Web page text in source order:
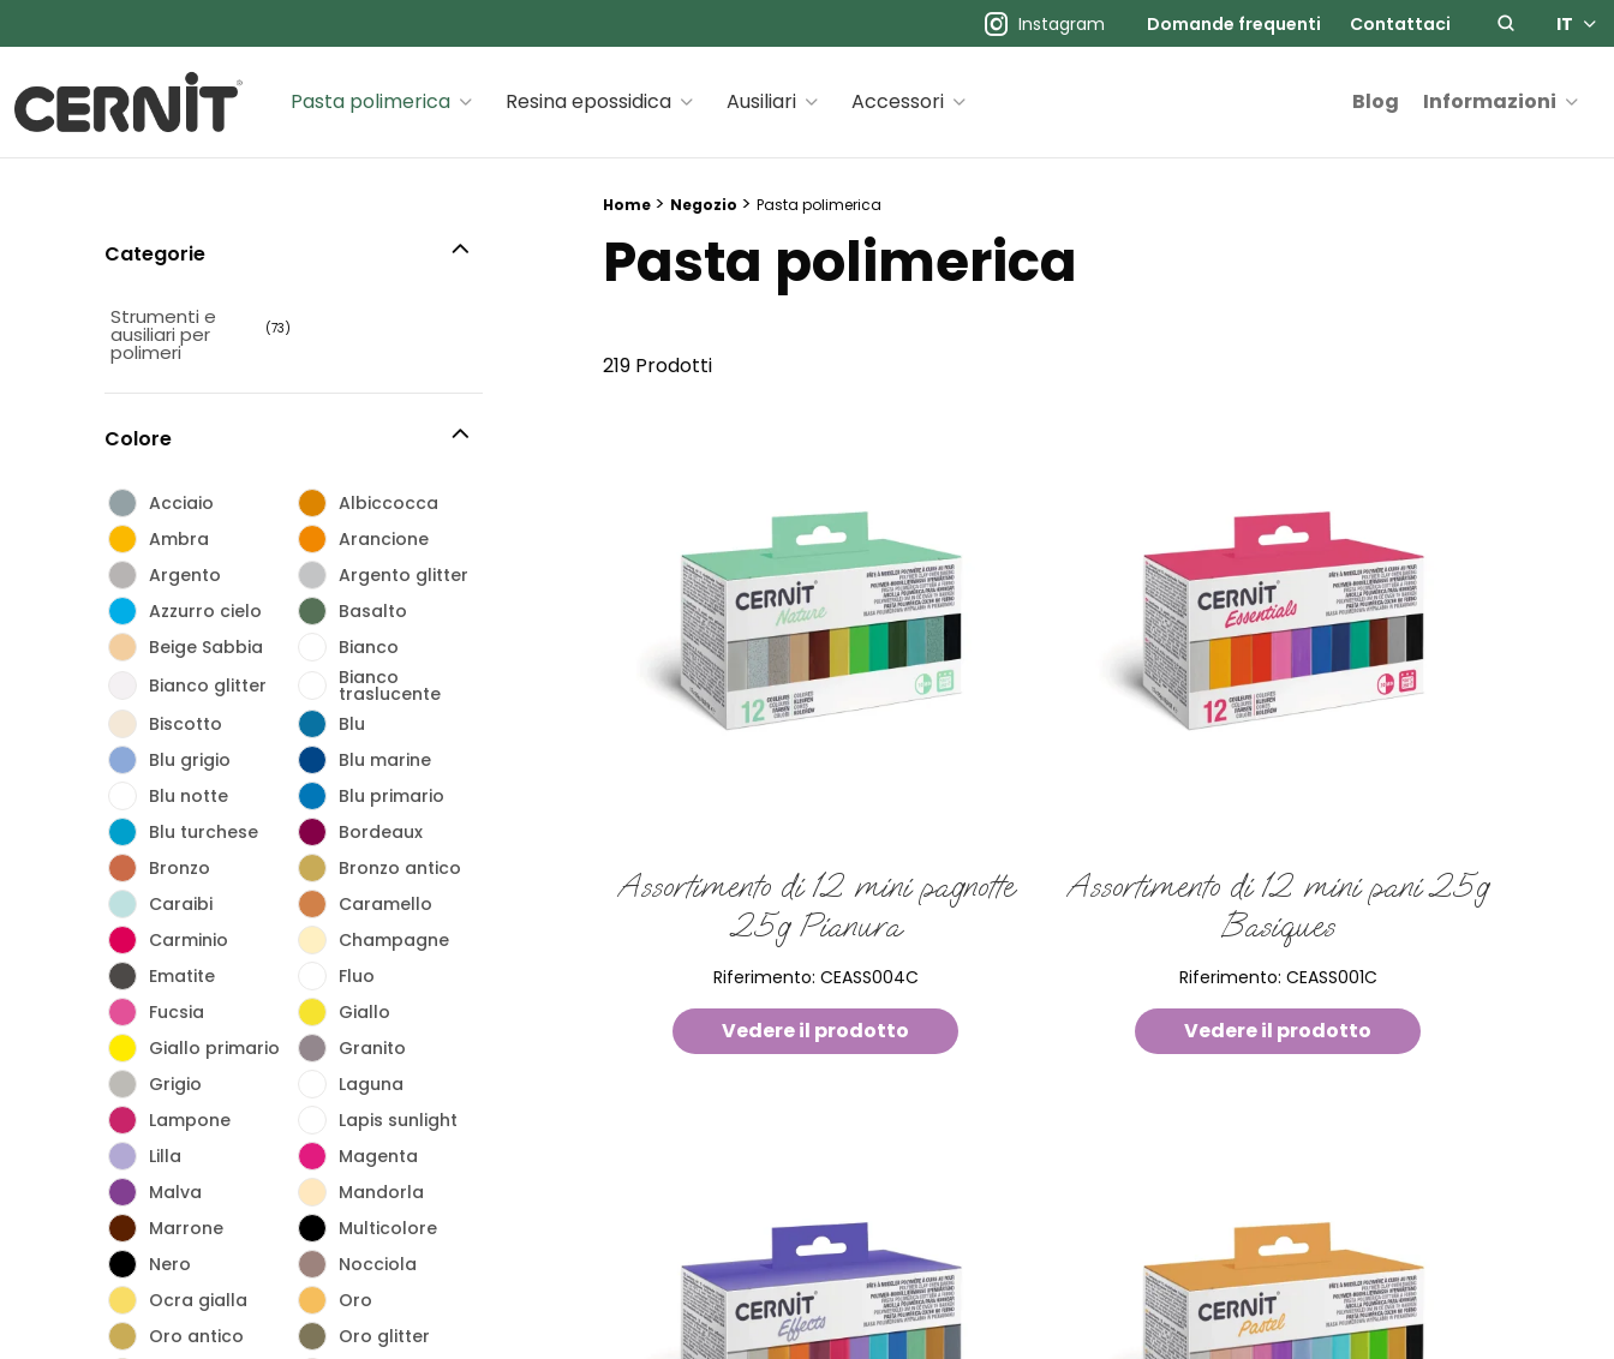
Instagram Domande frequenti Contattaci IT
Cernit Une qualité haut de gamme pour des créations premiums
Pasta polimerica Resina epossidica Ausiliari Accessori Blog Informazioni
Breadcrumb trail:
Home > Negozio > Pasta polimerica
Pasta polimerica
219 Prodotti
Assortimento di 12 mini pagnotte
25g Pianura
Riferimento: CEASS004C
Vedere il prodotto
Assortimento di 12 mini pani 25g
Basiques
Riferimento: CEASS001C
Vedere il prodotto
Categorie
Strumenti e
ausiliari per
polimeri
(73)
Colore
Acciaio
Albiccocca
Ambra
Arancione
Argento
Argento glitter
Azzurro cielo
Basalto
Beige Sabbia
Bianco
Bianco glitter
Bianco
traslucente
Biscotto
Blu
Blu grigio
Blu marine
Blu notte
Blu primario
Blu turchese
Bordeaux
Bronzo
Bronzo antico
Caraibi
Caramello
Carminio
Champagne
Ematite
Fluo
Fucsia
Giallo
Giallo primario
Granito
Grigio
Laguna
Lampone
Lapis sunlight
Lilla
Magenta
Malva
Mandorla
Marrone
Multicolore
Nero
Nocciola
Ocra gialla
Oro
Oro antico
Oro glitter